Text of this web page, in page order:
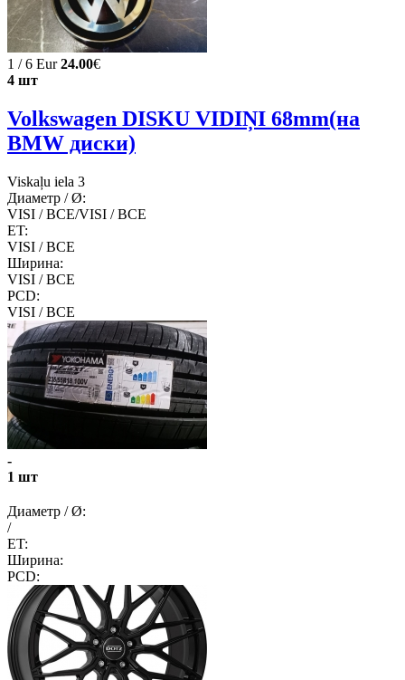
1 / 6 Eur 24.00€
4 шт
Volkswagen DISKU VIDIŅI 68mm(на
BMW диски)
Viskaļu iela 3
Диаметр / Ø:
VISI / ВСЕ/VISI / ВСЕ
ET:
VISI / ВСЕ
Ширина:
VISI / ВСЕ
PCD:
VISI / ВСЕ
-
1 шт
Диаметр / Ø:
/
ET:
Ширина:
PCD: